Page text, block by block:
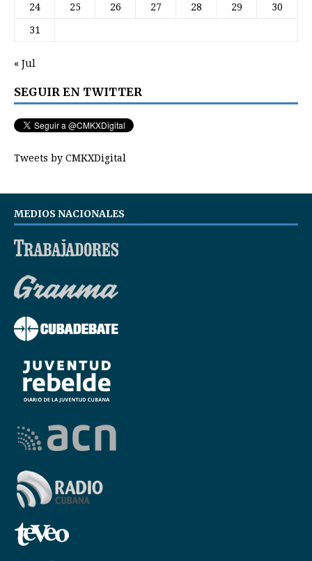
24 25 26 27 28 29 30
31
« Jul
SEGUIR EN TWITTER
Tweets by CMKXDigital
MEDIOS NACIONALES